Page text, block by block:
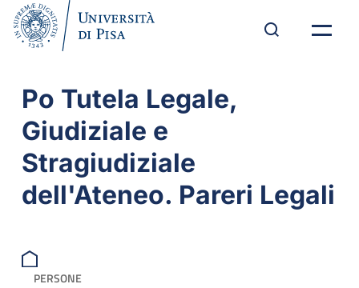
Po Tutela Legale,
Giudiziale e
Stragiudiziale
dell'Ateneo. Pareri Legali
PERSONE